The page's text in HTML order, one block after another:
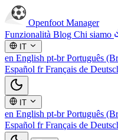
Openfoot Manager
Funzionalità Blog Chi siamo
IT
en English pt-brPortuguês
Español frFrançais de
IT
en English pt-brPortuguês
Español frFrançais de